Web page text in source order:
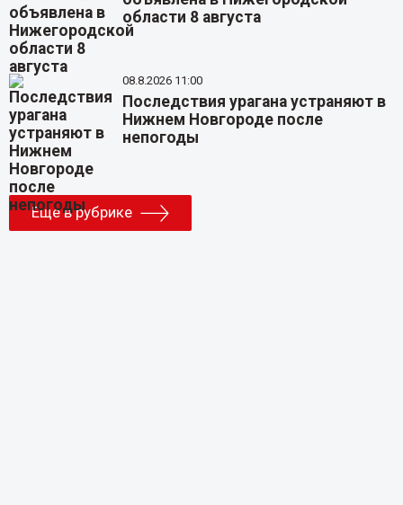
области 8 августа
08.8.2026 11:00
Последствия урагана устраняют в
Нижнем Новгороде после
непогоды
Еще в рубрике